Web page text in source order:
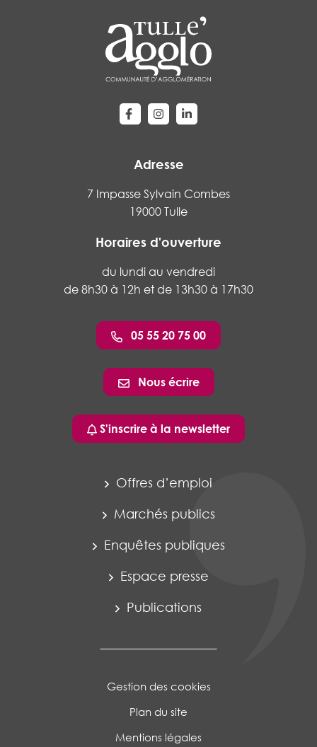
Lien vers le compte Facebook
Lien vers le compte Instagram
Lien vers le compte
Adresse
7 Impasse Sylvain Combes
19000 Tulle
Horaires d'ouverture
du lundi au vendredi
de 8h30 à 12h et de 13h30 à 17h30
05 55 20 75 00
Nous écrire
S'inscrire à la newsletter
Offres d’emploi
Marchés publics
Enquêtes publiques
Espace presse
Publications
Gestion des cookies
Plan du site
Mentions légales